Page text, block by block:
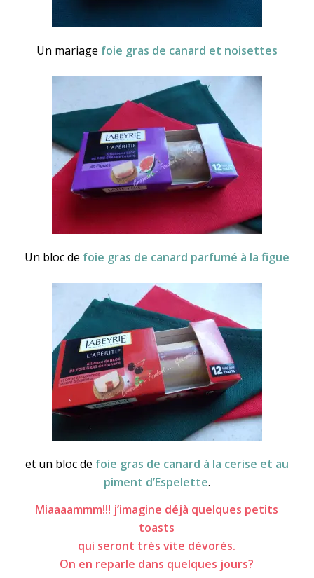
Un mariage foie gras de canard et noisettes
Un bloc de foie gras de canard parfumé à la figue
et un bloc de foie gras de canard à la cerise et au
piment d’Espelette.
Miaaaammm!!! j’imagine déjà quelques petits
toasts
qui seront très vite dévorés.
On en reparle dans quelques jours?